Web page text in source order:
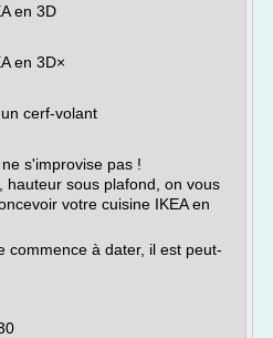
en 3D
en 3D×
cerf-volant
s'improvise pas !
hauteur sous plafond, on vous
votre cuisine IKEA en
commence à dater, il est peut-